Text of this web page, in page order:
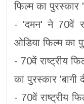
फिल्म का पुरस्कार
- 'दमन' ने 70वें
ओडिया फिल्म का
- 70वें राष्ट्रीय
का पुरस्कार 'बागी
- 70वें राष्ट्रीय